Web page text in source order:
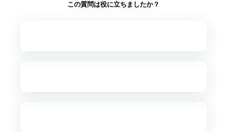
この質問は役に立ちましたか？